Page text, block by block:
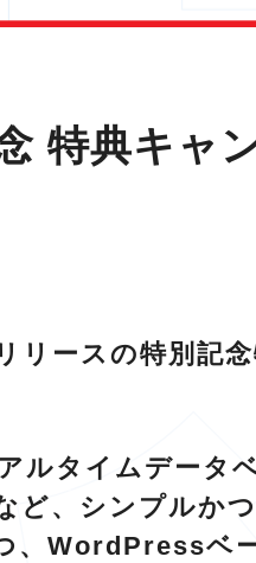
特典キャ
リリースの特別記
ルタイムデータ
ど、シンプルか
、WordPressベ